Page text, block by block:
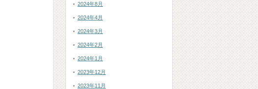
2024年8月
2024年4月
2024年3月
2024年2月
2024年1月
2023年12月
2023年11月